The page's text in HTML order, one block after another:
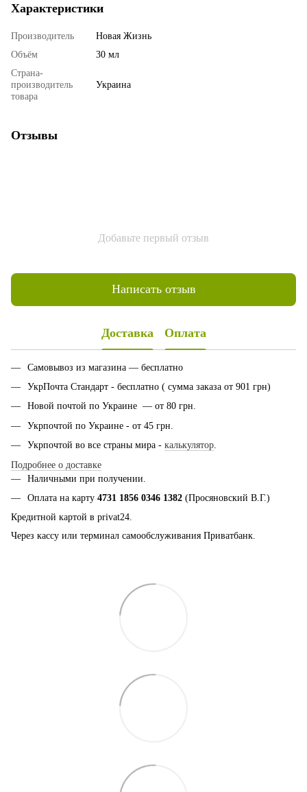
Характеристики
Производитель
Новая Жизнь
Объём
30 мл
Страна-
производитель
товара
Украина
Отзывы
Добавьте первый отзыв
Написать отзыв
Доставка Оплата
Самовывоз из магазина — бесплатно
УкрПочта Стандарт - бесплатно ( сумма заказа от 901 грн)
Новой почтой по Украине — от 80 грн.
Укрпочтой по Украине - от 45 грн.
Укрпочтой во все страны мира - калькулятор.
Подробнее о доставке
Наличными при получении.
Оплата на карту 4731 1856 0346 1382 (Просяновский В.Г.)
Кредитной картой в privat24.
Через кассу или терминал самообслуживания Приватбанк.